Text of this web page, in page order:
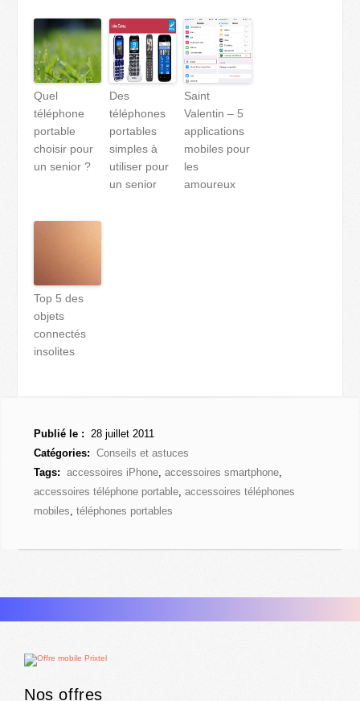
Quel
téléphone
portable
choisir pour
un senior ?
Des
téléphones
portables
simples à
utiliser pour
un senior
Saint
Valentin – 5
applications
mobiles pour
les
amoureux
Top 5 des
objets
connectés
insolites
Publié le : 28 juillet 2011
Catégories:
Conseils et astuces
Tags:
accessoires iPhone,accessoires smartphone,
accessoires téléphone portable,accessoires téléphones
mobiles,téléphones portables
Nos offres